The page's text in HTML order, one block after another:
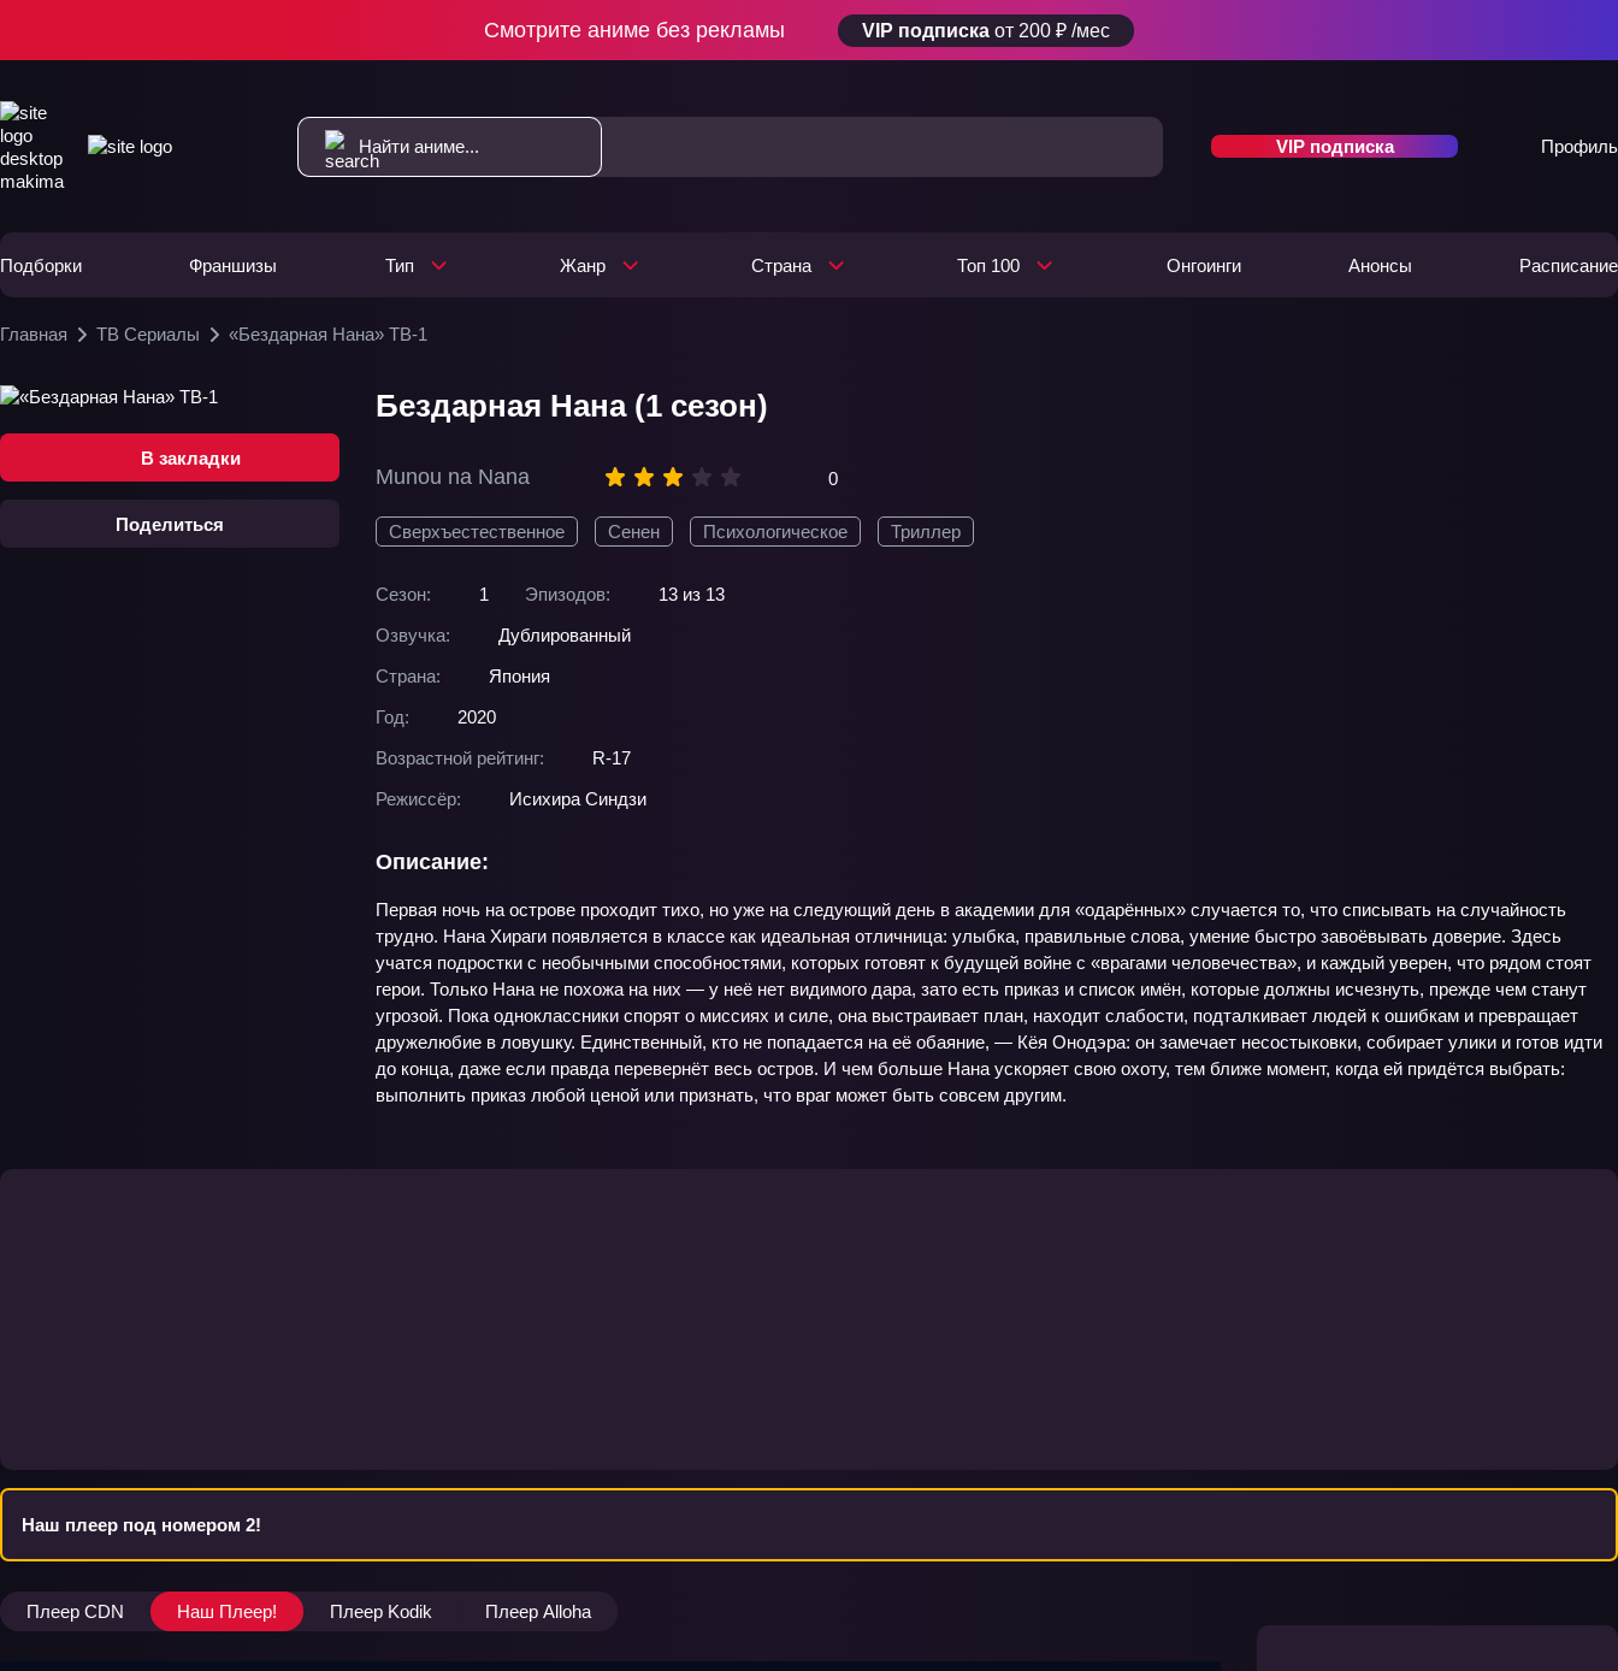
Смотрите аниме без рекламы VIP подписка от 200 ₽ /мес
VIP подписка Профиль
Подборки Франшизы Тип Жанр Страна Топ 100 Онгоинги Анонсы Расписание
Главная ТВ Сериалы «Бездарная Нана» ТВ-1
В закладки
Поделиться
Бездарная Нана (1 сезон)
Munou na Nana 0
Сверхъестественное Сенен Психологическое Триллер
Сезон: 1 Эпизодов:
13 из 13
Озвучка:
Дублированный
Страна:
Япония
Год:
2020
Возрастной рейтинг:
R-17
Режиссёр:
Исихира Синдзи
Описание:
Первая ночь на острове проходит тихо, но уже на следующий день в академии для «одарённых» случается то, что списывать на случайность
трудно. Нана Хираги появляется в классе как идеальная отличница: улыбка, правильные слова, умение быстро завоёвывать доверие. Здесь
учатся подростки с необычными способностями, которых готовят к будущей войне с «врагами человечества», и каждый уверен, что рядом стоят
герои. Только Нана не похожа на них — у неё нет видимого дара, зато есть приказ и список имён, которые должны исчезнуть, прежде чем станут
угрозой. Пока одноклассники спорят о миссиях и силе, она выстраивает план, находит слабости, подталкивает людей к ошибкам и превращает
дружелюбие в ловушку. Единственный, кто не попадается на её обаяние, — Кёя Онодэра: он замечает несостыковки, собирает улики и готов идти
до конца, даже если правда перевернёт весь остров. И чем больше Нана ускоряет свою охоту, тем ближе момент, когда ей придётся выбрать:
выполнить приказ любой ценой или признать, что враг может быть совсем другим.
Наш плеер под номером 2!
Плеер CDN Наш Плеер! Плеер Kodik Плеер Alloha